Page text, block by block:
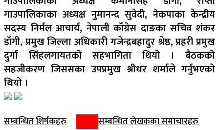
गाउपालिकाका अध्यक्ष नुमानन्द सुवेदी, नेकपाका केन्द्रीय
सदस्य निर्मल आचार्य, नेपाली काँग्रेस दाङका सचिव शंकर
डाँगी, प्रमुख जिल्ला अधिकारी गजेन्द्रबहादुर श्रेष्ठ, प्रहरी प्रमुख
दुर्गा सिंहलगायतको सहभागिता थियो । बैठकको
सहजीकरण जिससका उपप्रमुख श्रीधर शर्माले गर्नुभएको
थियो ।
सम्बन्धित शिर्षकहरु सम्बन्धित लेखकका समाचारहरु